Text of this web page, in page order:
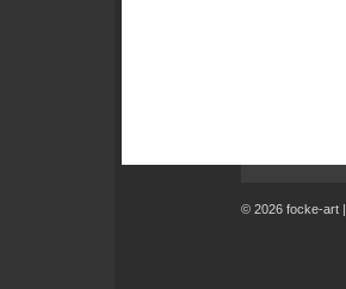
© 2026 focke-art